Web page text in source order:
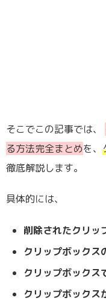
そこでこの記事では、
る方法完全まとめを、
徹底解説します。
具体的には、
削除されたクリッ
クリップボックス
クリップボックス
クリップボックス